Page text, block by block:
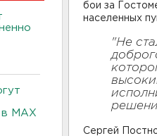
в МАХ
бои за
населенных
"Не
Сергей